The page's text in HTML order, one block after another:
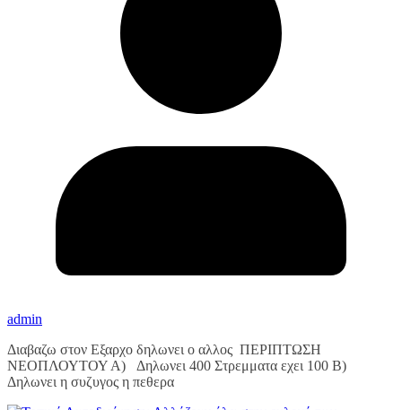
admin
Διαβαζω στον Εξαρχο δηλωνει ο αλλος ΠΕΡΙΠΤΩΣΗ
ΝΕΟΠΛΟΥΤΟΥ Α) Δηλωνει 400 Στρεμματα εχει 100 Β)
Δηλωνει η συζυγος η πεθερα